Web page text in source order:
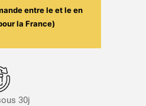
entre leet leen
la France)
30j